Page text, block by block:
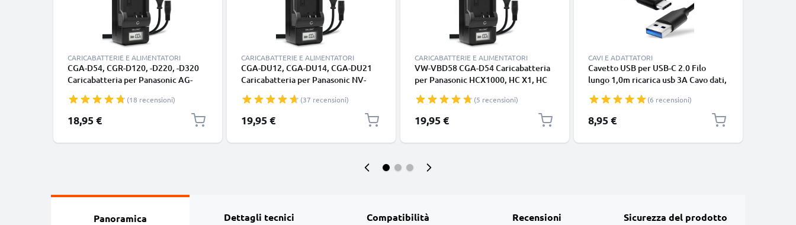
CARICABATTERIE E ALIMENTATORI
CGA-D54, CGR-D120, -D220, -D320
Caricabatteria per Panasonic AG-
NV-GS11, -GS1, NV-MX500 Batterie
per fotocamera marca CELLONIC
(18 recensioni)
18,95 €
CARICABATTERIE E ALIMENTATORI
CGA-DU12, CGA-DU14, CGA-DU21
Caricabatteria per Panasonic NV-
VDR-D150 SDR-H20 Batterie per
fotocamera marca CELLONIC
(37 recensioni)
19,95 €
CARICABATTERIE E ALIMENTATORI
VW-VBD58 CGA-D54 Caricabatteria
per Panasonic HCX1000, HC X1, HC
marca CELLONIC(5 recensioni)
19,95 €
CAVI E ADATTATORI
Cavetto USB per USB-C 2.0 Filo
lungo 1,0m ricarica usb 3A Cavo dati,
smartphone (Samsung, Huawei,
Google Pixel), fotocamera Canon,
Panasonic Lumix, Sony connettore
(6 recensioni)
8,95 €
Panoramica Dettagli tecnici Compatibilità Recensioni Sicurezza del prodotto